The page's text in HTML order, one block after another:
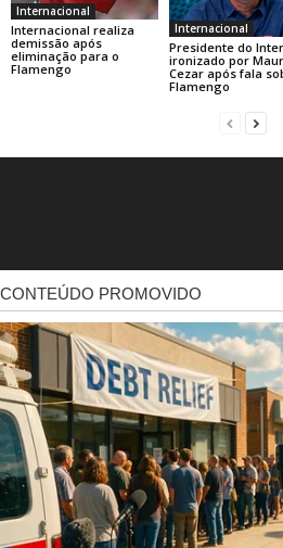
Internacional
Internacional realiza
demissão após
eliminação para o
Flamengo
Internacional
Presidente do
ironizado por
Cezar após fala
Flamengo